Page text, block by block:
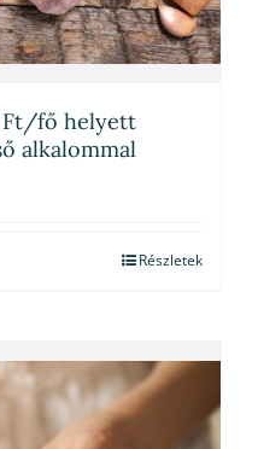
Ft/fő helyett
alkalommal
Részletek